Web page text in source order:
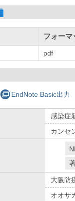
フォーマ
pdf
EndNote Basic出力
感染症
カン
大阪防
オオ